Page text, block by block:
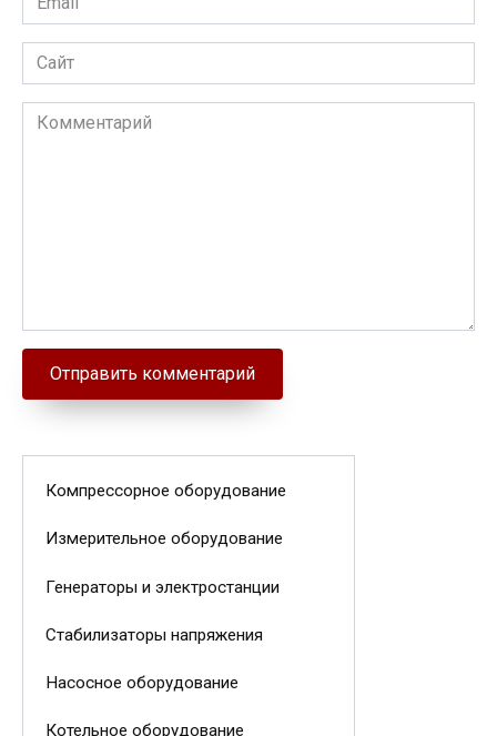
Сайт
Комментарий
Компрессорное оборудование
Измерительное оборудование
Генераторы и электростанции
Стабилизаторы напряжения
Насосное оборудование
Котельное оборудование